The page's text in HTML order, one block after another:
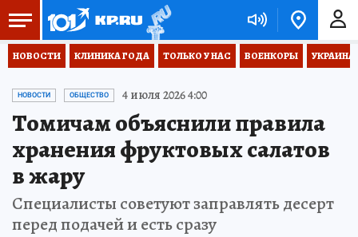
НОВОСТИ КЛИНИКА ГОДА ТОЛЬКО У НАС ВОЕНКОРЫ
НОВОСТИ ОБЩЕСТВО 4 июля 2026 4:00
Томичам объяснили правила
хранения фруктовых салатов
в жару
Специалисты советуют заправлять десерт
перед подачей и есть сразу